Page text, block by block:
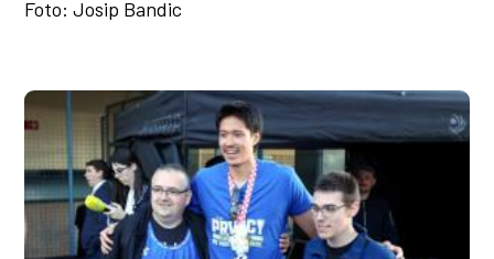
Foto: Josip Bandic